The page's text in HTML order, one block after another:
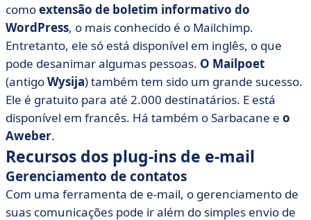
comoextensão de boletim informativo do
WordPress, o mais conhecido é o Mailchimp.
Entretanto, ele só está disponível em inglês, o que
pode desanimar algumas pessoas. O Mailpoet
(antigoWysija) também tem sido um grande sucesso.
Ele é gratuito para até 2.000 destinatários. E está
disponível em francês. Há também o Sarbacane e o
Aweber.
Recursos dos plug-ins de e-mail
Gerenciamento de contatos
Com uma ferramenta de e-mail, o gerenciamento de
suas comunicações pode ir além do simples envio de